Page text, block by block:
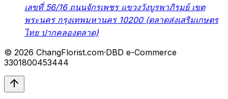
เลขที่ 56/16 ถนนจักรเพชร แขวงวังบูรพาภิรมย์ เขต
พระนคร กรุงเทพมหานคร 10200 (ตลาดส่งเสริมเกษตร
ไทย ปากคลองตลาด)
© 2026 ChangFlorist.com·DBD e-Commerce
3301800453444